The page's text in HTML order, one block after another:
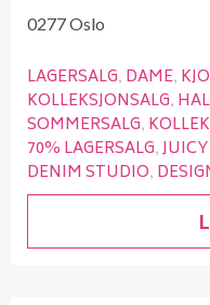
0277 Oslo
LAGERSALG DAME
KOLLEKSJONSALG
SOMMERSALG
70% LAGERSALG
DENIM STUDIO